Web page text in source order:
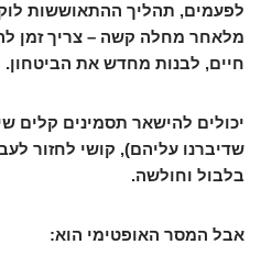
לפעמים, תהליך ההתאוששות
מלאחר מחלה קשה – צריך זמן
חיים, לבנות מחדש את הביטחון.
יכולים להישאר תסמינים קלים
שדיברנו עליהם), קושי לחזור
בלבול וחולשה.
אבל המסר האופטימי הוא: